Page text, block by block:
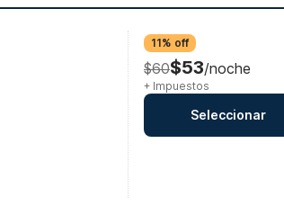
11% off
$60$53/noche
+ Impuestos
Seleccionar